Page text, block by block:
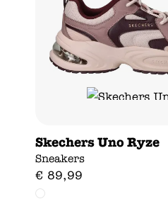
Skechers Uno Ryze
Sneakers
€ 89,99